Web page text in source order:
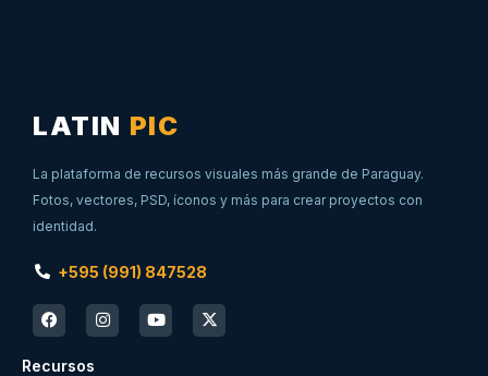
LATIN PIC
La plataforma de recursos visuales más grande de Paraguay.
Fotos, vectores, PSD, íconos y más para crear proyectos con
identidad.
+595 (991) 847528
Recursos